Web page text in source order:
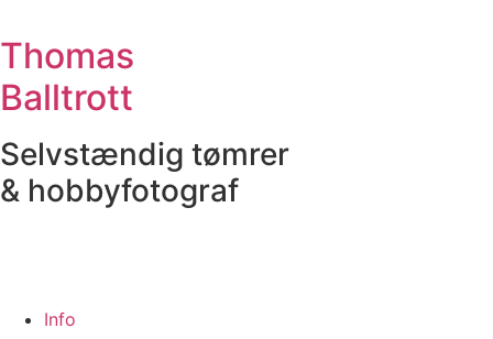
til
indhold
Thomas
Balltrott
Selvstændig tømrer
& hobbyfotograf
Info